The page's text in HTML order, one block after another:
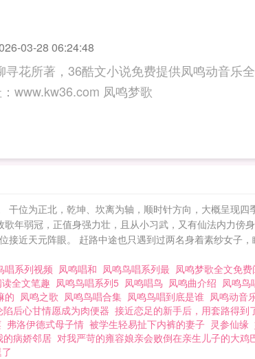
03-28 06:24:48
花所著，36酷文小说免费提供凤鸣动音乐全
三秒记住本站：36酷文小说 网址：www.kw36.com 凤鸣梦歌
位为正北，乾坤、坎离为轴，顺时针方向，大概呈现
年弱冠，正值身强力壮，且从小习武，又有仙法内力傍
近天元阵眼。 赶路中途也只遇到过两名身着素纱女子
唱系列视频 凤鸣唱和 凤鸣鸟唱系列最 凤鸣梦歌全文免
全文笔趣 凤鸣鸟唱系列5 凤鸣唱鸟 凤鸣曲介绍 凤鸣鸟
的 凤鸣之歌 凤鸣鸟唱合集 凤鸣鸟唱到底是谁 凤鸣动音
后心甘情愿成为肉便器 接近恋足的新手后，用套路得到
弗洛伊德式母子情 被学生轻易扯下内裤的妻子 灵参仙缘
的病娇邻居 对我严苛的雍容娘亲会败倒在亲生儿子的大鸡